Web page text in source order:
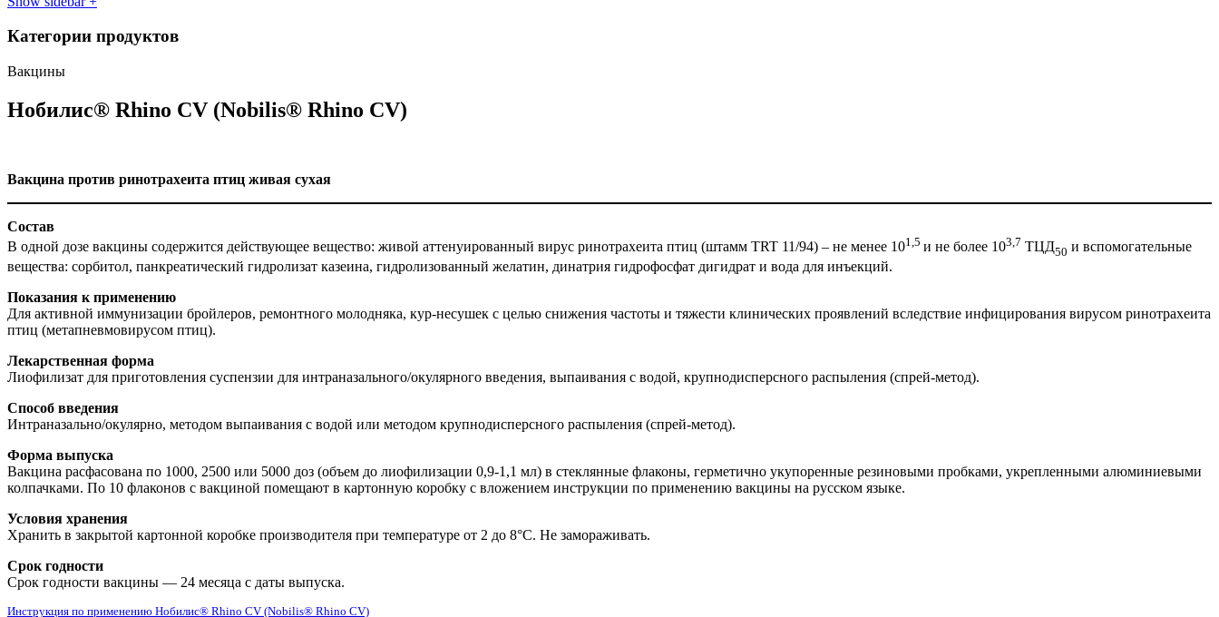
Категории продуктов
Вакцины
Нобилис® Rhino CV (Nobilis® Rhino CV)
Вакцина против ринотрахеита птиц живая сухая
Состав
В одной дозе вакцины содержится действующее вещество: живой аттенуированный вирус ринотрахеита птиц (штамм TRT 11/94) – не менее 101,5 и не более 103,7 ТЦД50 и вспомогательные
вещества: сорбитол, панкреатический гидролизат казеина, гидролизованный желатин, динатрия гидрофосфат дигидрат и вода для инъекций.
Показания к применению
Для активной иммунизации бройлеров, ремонтного молодняка, кур-несушек с целью снижения частоты и тяжести клинических проявлений вследствие инфицирования вирусом ринотрахеита
птиц (метапневмовирусом птиц).
Лекарственная форма
Лиофилизат для приготовления суспензии для интраназального/окулярного введения, выпаивания с водой, крупнодисперсного распыления (спрей-метод).
Способ введения
Интраназально/окулярно, методом выпаивания с водой или методом крупнодисперсного распыления (спрей-метод).
Форма выпуска
Вакцина расфасована по 1000, 2500 или 5000 доз (объем до лиофилизации 0,9-1,1 мл) в стеклянные флаконы, герметично укупоренные резиновыми пробками, укрепленными алюминиевыми
колпачками. По 10 флаконов с вакциной помещают в картонную коробку с вложением инструкции по применению вакцины на русском языке.
Условия хранения
Хранить в закрытой картонной коробке производителя при температуре от 2 до 8°С. Не замораживать.
Срок годности
Срок годности вакцины — 24 месяца с даты выпуска.
Инструкция по применению Нобилис® Rhino CV (Nobilis® Rhino CV)